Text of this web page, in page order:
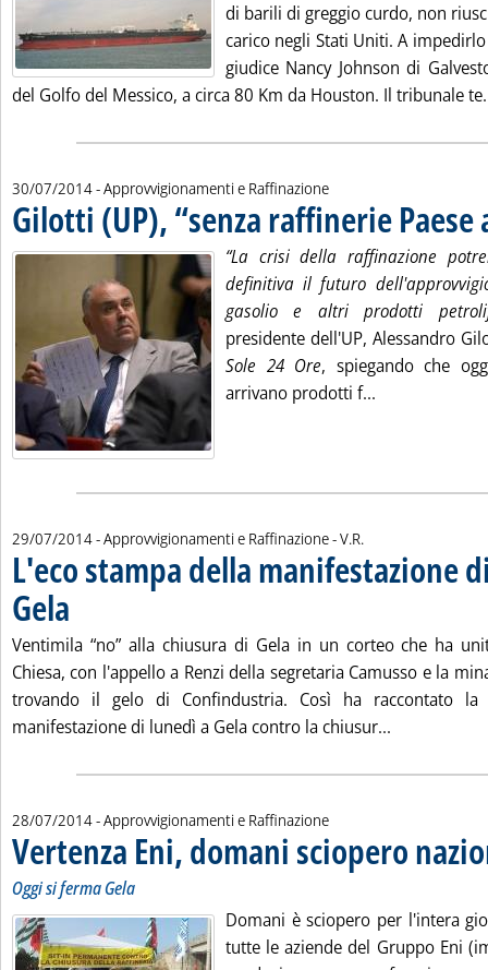
di barili di greggio curdo, non
carico negli Stati Uniti. A
giudice Nancy Johnson di
del Golfo del Messico, a circa 80 Km da Houston. Il tribunale
30/07/2014- Approvvigionamenti e Raffinazione
Gilotti (UP), “senza raffinerie Paese
“La crisi della raffinazione
definitiva il futuro
gasolio e altri prodotti
presidente dell'UP, Alessandro
Sole 24 Ore, spiegando che
arrivano prodotti f...
29/07/2014- Approvvigionamenti e Raffinazione -di:
V.R.
L'eco stampa della manifestazione
Gela . Pubblicata martedì 29 luglio 2014 alle 16.54.
Ventimila “no” alla chiusura di Gela in un corteo che ha
Chiesa, con l'appello a Renzi della segretaria Camusso e la
trovando il gelo di Confindustria. Così ha raccontato la
manifestazione di lunedì a Gela contro la chiusur...
28/07/2014- Approvvigionamenti e Raffinazione
Vertenza Eni, domani sciopero
Oggi si ferma Gela
Domani è sciopero per l'intera
tutte le aziende del Gruppo Eni